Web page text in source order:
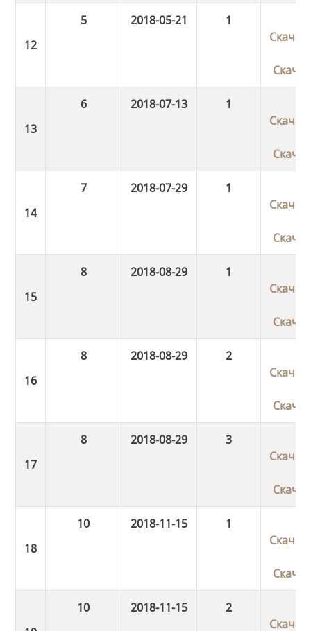
5 2018-05-21
1
6 2018-07-13
1
7 2018-07-29
1
8 2018-08-29
1
8 2018-08-29
2
8 2018-08-29
3
10 2018-11-15
1
10 2018-11-15
2